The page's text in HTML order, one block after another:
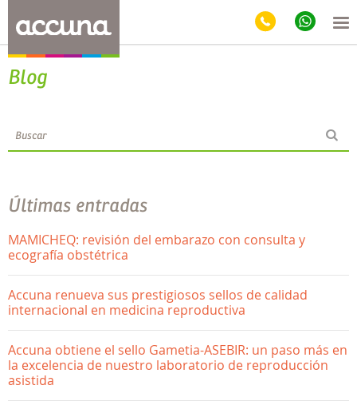
Blog
Últimas entradas
MAMICHEQ: revisión del embarazo con consulta y
ecografía obstétrica
Accuna renueva sus prestigiosos sellos de calidad
internacional en medicina reproductiva
Accuna obtiene el sello Gametia-ASEBIR: un paso más en
la excelencia de nuestro laboratorio de reproducción
asistida